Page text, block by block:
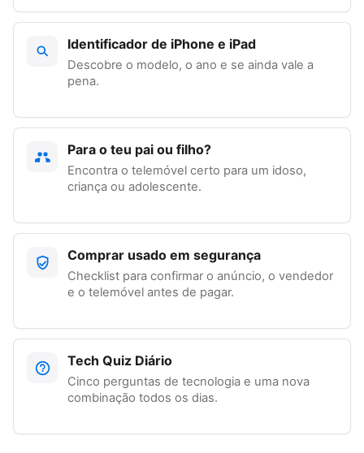
Identificador de iPhone e iPad
Descobre o modelo, o ano e se ainda vale a
pena.
Para o teu pai ou filho?
Encontra o telemóvel certo para um idoso,
criança ou adolescente.
Comprar usado em segurança
Checklist para confirmar o anúncio, o vendedor
e o telemóvel antes de pagar.
Tech Quiz Diário
Cinco perguntas de tecnologia e uma nova
combinação todos os dias.